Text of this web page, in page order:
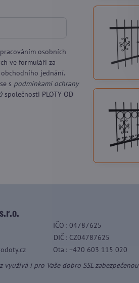
osobních
ve formuláři za
jednání.
s podmínkami ochrany
společnosti PLOTY OD
IČO : 04787625
DIČ : CZ04787625
Ota : +420 603 115 020
využívá i pro Vaše dobro SSL zabezpečenou